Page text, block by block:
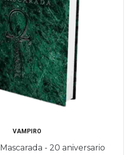
VAMPIRO
- 20 aniversario